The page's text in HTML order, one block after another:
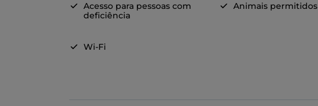
Acesso para pessoas com
deficiência
Animais permitidos
Wi-Fi